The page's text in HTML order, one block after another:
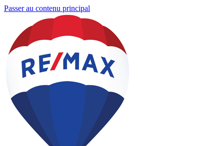
Passer au contenu principal